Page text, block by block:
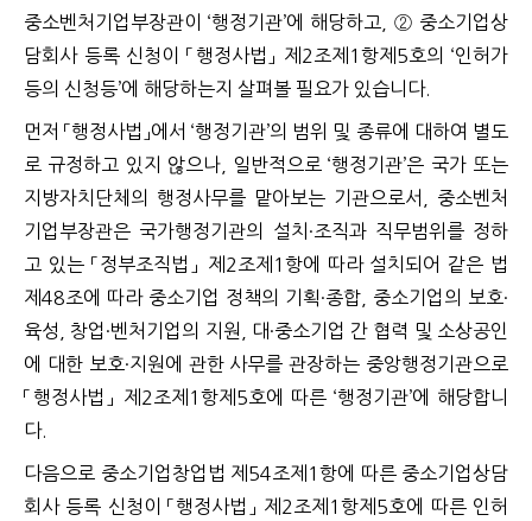
중소벤처기업부장관이 ‘행정기관’에 해당하고, ② 중소기업상
담회사 등록 신청이 「행정사법」 제2조제1항제5호의 ‘인허가
등의 신청등’에 해당하는지 살펴볼 필요가 있습니다.
먼저 「행정사법」에서 ‘행정기관’의 범위 및 종류에 대하여 별도
로 규정하고 있지 않으나, 일반적으로 ‘행정기관’은 국가 또는
지방자치단체의 행정사무를 맡아보는 기관으로서, 중소벤처
기업부장관은 국가행정기관의 설치·조직과 직무범위를 정하
고 있는 「정부조직법」 제2조제1항에 따라 설치되어 같은 법
제48조에 따라 중소기업 정책의 기획·종합, 중소기업의 보호·
육성, 창업·벤처기업의 지원, 대·중소기업 간 협력 및 소상공인
에 대한 보호·지원에 관한 사무를 관장하는 중앙행정기관으로
「행정사법」 제2조제1항제5호에 따른 ‘행정기관’에 해당합니
다.
다음으로 중소기업창업법 제54조제1항에 따른 중소기업상담
회사 등록 신청이 「행정사법」 제2조제1항제5호에 따른 인허